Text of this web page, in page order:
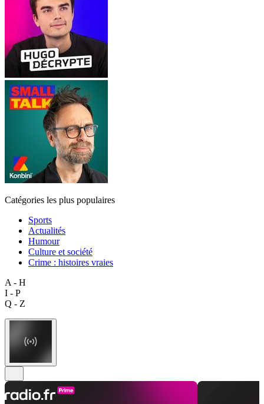
Catégories les plus populaires
Sports
Actualités
Humour
Culture et société
Crime : histoires vraies
A - H
I - P
Q - Z